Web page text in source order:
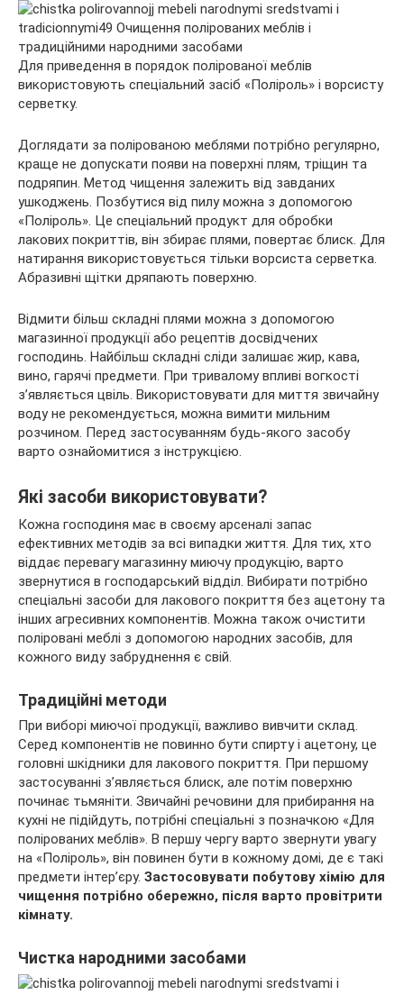
Для приведення в порядок полірованої меблів
використовують спеціальний засіб «Поліроль» і ворсисту
серветку.
Доглядати за полірованою меблями потрібно регулярно,
краще не допускати появи на поверхні плям, тріщин та
подряпин. Метод чищення залежить від завданих
ушкоджень. Позбутися від пилу можна з допомогою
«Поліроль». Це спеціальний продукт для обробки
лакових покриттів, він збирає плями, повертає блиск. Для
натирання використовується тільки ворсиста серветка.
Абразивні щітки дряпають поверхню.
Відмити більш складні плями можна з допомогою
магазинної продукції або рецептів досвідчених
господинь. Найбільш складні сліди залишає жир, кава,
вино, гарячі предмети. При тривалому впливі вогкості
з’являється цвіль. Використовувати для миття звичайну
воду не рекомендується, можна вимити мильним
розчином. Перед застосуванням будь-якого засобу
варто ознайомитися з інструкцією.
Які засоби використовувати?
Кожна господиня має в своєму арсеналі запас
ефективних методів за всі випадки життя. Для тих, хто
віддає перевагу магазинну миючу продукцію, варто
звернутися в господарський відділ. Вибирати потрібно
спеціальні засоби для лакового покриття без ацетону та
інших агресивних компонентів. Можна також очистити
поліровані меблі з допомогою народних засобів, для
кожного виду забруднення є свій.
Традиційні методи
При виборі миючої продукції, важливо вивчити склад.
Серед компонентів не повинно бути спирту і ацетону, це
головні шкідники для лакового покриття. При першому
застосуванні з’являється блиск, але потім поверхню
починає тьмяніти. Звичайні речовини для прибирання на
кухні не підійдуть, потрібні спеціальні з позначкою «Для
полірованих меблів». В першу чергу варто звернути увагу
на «Поліроль», він повинен бути в кожному домі, де є такі
предмети інтер’єру. Застосовувати побутову хімію для
чищення потрібно обережно, після варто провітрити
кімнату.
Чистка народними засобами